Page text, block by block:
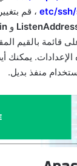
و
قائمة بالقيم
يمكنك